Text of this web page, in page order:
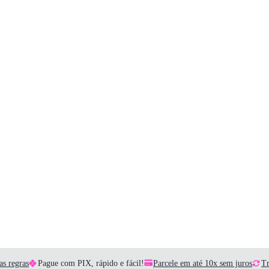
regras Pague com PIX, rápido e fácil! Parcele em até 10x sem juros